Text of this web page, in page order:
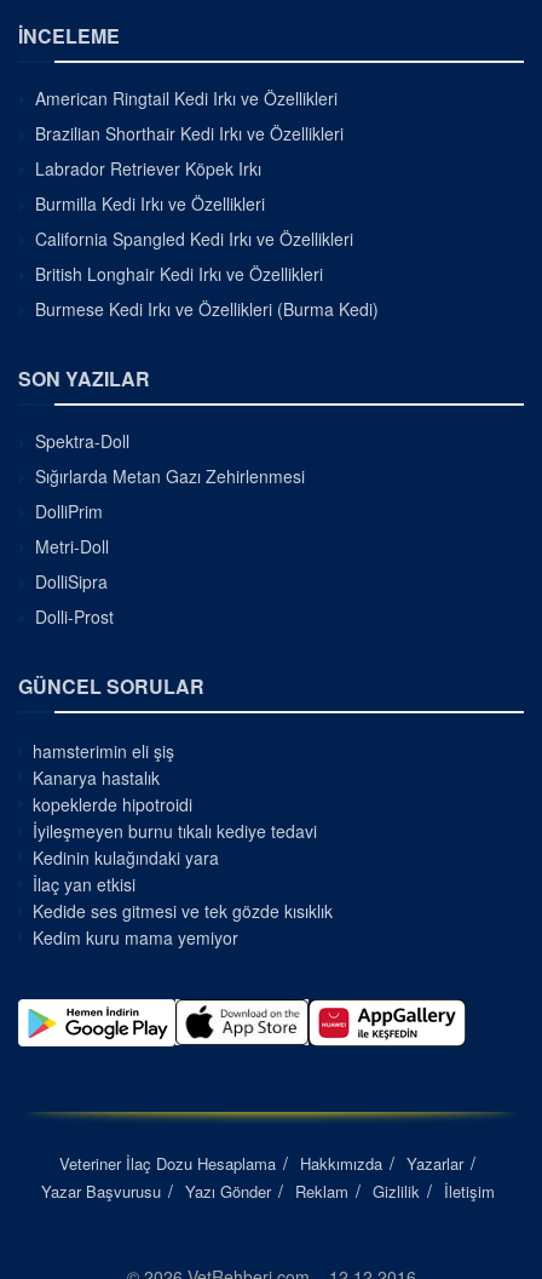
İNCELEME
American Ringtail Kedi Irkı ve Özellikleri
Brazilian Shorthair Kedi Irkı ve Özellikleri
Labrador Retriever Köpek Irkı
Burmilla Kedi Irkı ve Özellikleri
California Spangled Kedi Irkı ve Özellikleri
British Longhair Kedi Irkı ve Özellikleri
Burmese Kedi Irkı ve Özellikleri (Burma Kedi)
SON YAZILAR
Spektra-Doll
Sığırlarda Metan Gazı Zehirlenmesi
DolliPrim
Metri-Doll
DolliSipra
Dolli-Prost
GÜNCEL SORULAR
hamsterimin eli şiş
Kanarya hastalık
kopeklerde hipotroidi
İyileşmeyen burnu tıkalı kediye tedavi
Kedinin kulağındaki yara
İlaç yan etkisi
Kedide ses gitmesi ve tek gözde kısıklık
Kedim kuru mama yemiyor
Veteriner İlaç Dozu Hesaplama Hakkımızda
Yazarlar
Yazar Başvurusu
Yazı Gönder Reklam Gizlilik İletişim